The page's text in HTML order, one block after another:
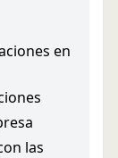
en
las